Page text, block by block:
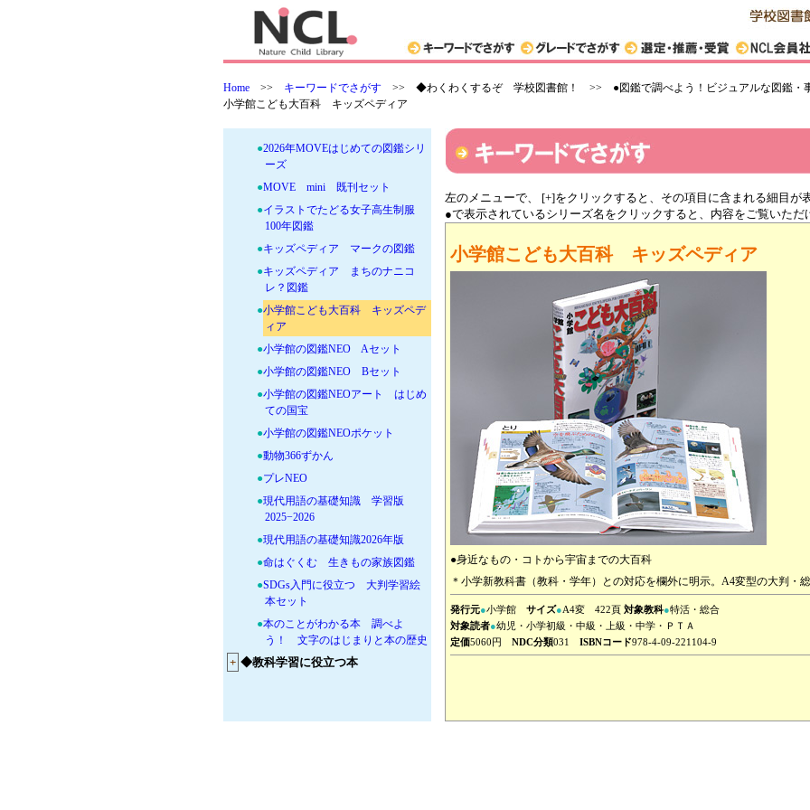
Home >> キーワードでさがす >> ◆わくわくするぞ 学校図書館！ >> ●図鑑で調べよう！ビジュアルな図鑑・
小学館こども大百科 キッズペディア
版】
太古の海の覇者 海生爬虫類図鑑
●地球一周！世界の国ぐに大図鑑
2026年MOVE基本セットA
●2026年MOVE基本セットB
●2026年MOVE基本セットC
●2026年MOVEはじめての図鑑シリ
ーズ
●MOVE mini 既刊セット
●イラストでたどる女子高生制服
100年図鑑
●キッズペディア マークの図鑑
●キッズペディア まちのナニコ
レ？図鑑
●小学館こども大百科 キッズペデ
ィア
●小学館の図鑑NEO Aセット
●小学館の図鑑NEO Bセット
●小学館の図鑑NEOアート はじめ
ての国宝
●小学館の図鑑NEOポケット
●動物366ずかん
●プレNEO
●現代用語の基礎知識 学習版
2025−2026
●現代用語の基礎知識2026年版
●命はぐくむ 生きもの家族図鑑
●SDGs入門に役立つ 大判学習絵
本セット
●本のことがわかる本 調べよ
う！ 文字のはじまりと本の歴史
+ ◆教科学習に役立つ本
左のメニューで、 [+]をクリックすると、その項目に含まれる細目が
●で表示されているシリーズ名をクリックすると、内容をご覧いただ
小学館こども大百科 キッズペディア
●身近なもの・コトから宇宙までの大百科
＊小学新教科書（教科・学年）との対応を欄外に明示。A4変型の大判・
発行元●小学館 サイズ●A4変 422頁 対象教科●特活・総合
対象読者●幼児・小学初級・中級・上級・中学・ＰＴＡ
定価5060円 NDC分類031 ISBNコード978-4-09-221104-9